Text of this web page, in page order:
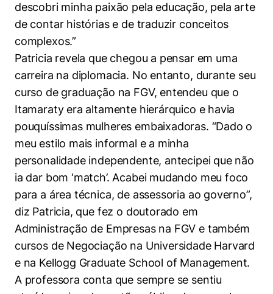
descobri minha paixão pela educação, pela arte
de contar histórias e de traduzir conceitos
complexos.”
Patricia revela que chegou a pensar em uma
carreira na diplomacia. No entanto, durante seu
curso de graduação na FGV, entendeu que o
Itamaraty era altamente hierárquico e havia
pouquíssimas mulheres embaixadoras. “Dado o
meu estilo mais informal e a minha
personalidade independente, antecipei que não
ia dar bom ‘match’. Acabei mudando meu foco
para a área técnica, de assessoria ao governo”,
diz Patricia, que fez o doutorado em
Administração de Empresas na FGV e também
cursos de Negociação na Universidade Harvard
e na Kellogg Graduate School of Management.
A professora conta que sempre se sentiu